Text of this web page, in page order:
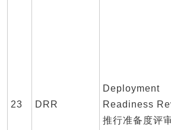
23 DRR
Deployment
Readiness
推行准备度评